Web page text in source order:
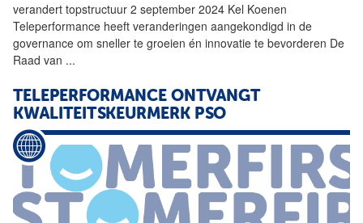
verandert topstructuur 2 september 2024 Kel Koenen
Teleperformance heeft veranderingen aangekondigd in de
governance om sneller te groeien én innovatie te bevorderen De
Raad van ...
TELEPERFORMANCE ONTVANGT
KWALITEITSKEURMERK PSO